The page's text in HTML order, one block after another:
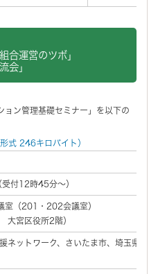
合運営のツボ」
会」
ョン管理基礎セミナー」を以下の
式 246キロバイト）
付12時45分～）
（201・202会議室）
大宮区役所2階）
ネットワーク、さいたま市、埼玉県、